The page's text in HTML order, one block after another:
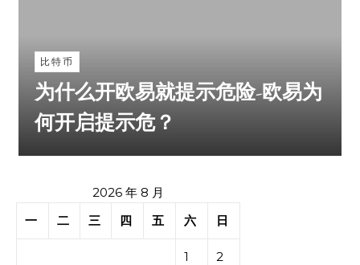
比特币
为什么开欧易就提示危险-欧易为
何开启提示危？
2026 年 8 月
一
二 三 四 五 六 日
1 2